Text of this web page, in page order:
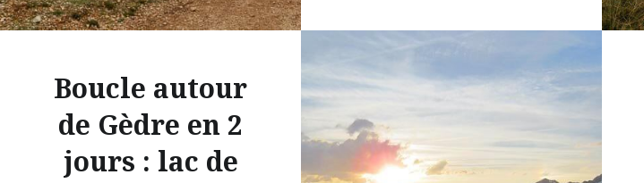
actualité sur l’art de savoir
temps en randonnée. Elle
excellent récit de rando que
vous trouverez sur ce site ;-).
Boucle autour
de Gèdre en 2
jours : lac de